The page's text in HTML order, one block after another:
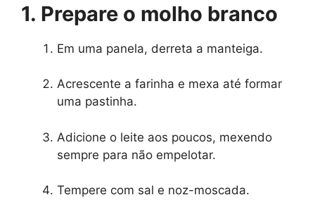
1. Prepare o molho branco
Em uma panela, derreta a manteiga.
Acrescente a farinha e mexa até formar
uma pastinha.
Adicione o leite aos poucos, mexendo
sempre para não empelotar.
Tempere com sal e noz-moscada.